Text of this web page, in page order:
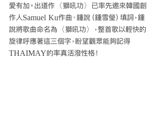
愛有加。出道作〈獅吼功〉已率先邀來韓國創
作人Samuel Ku作曲、鍾說（鍾雪瑩）填詞，鍾
說將歌曲命名為〈獅吼功〉，整首歌以輕快的
旋律呼應著這三個字，盼望觀眾能夠記得
THAIMAY的率真活潑性格！